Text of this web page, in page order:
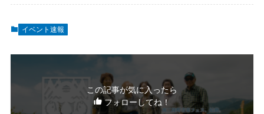
イベント速報
この記事が気に入ったら
フォローしてね！